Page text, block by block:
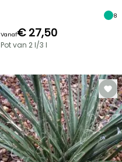
8
Vanaf€ 27,50
Pot van 2 l/3 l